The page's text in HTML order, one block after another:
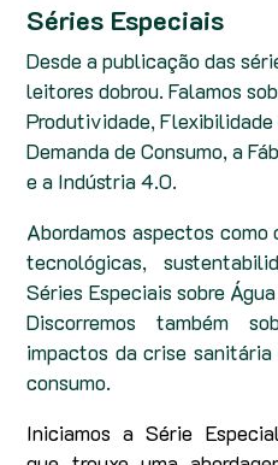
Séries Especiais
Desde a publicação das
leitores dobrou. Falamos
Produtividade,
Demanda de Consumo, a
e a Indústria 4.0.
Abordamos aspectos
tecnológicas,
Séries Especiais sobre
Discorremos também
impactos da crise
consumo.
Iniciamos a Série